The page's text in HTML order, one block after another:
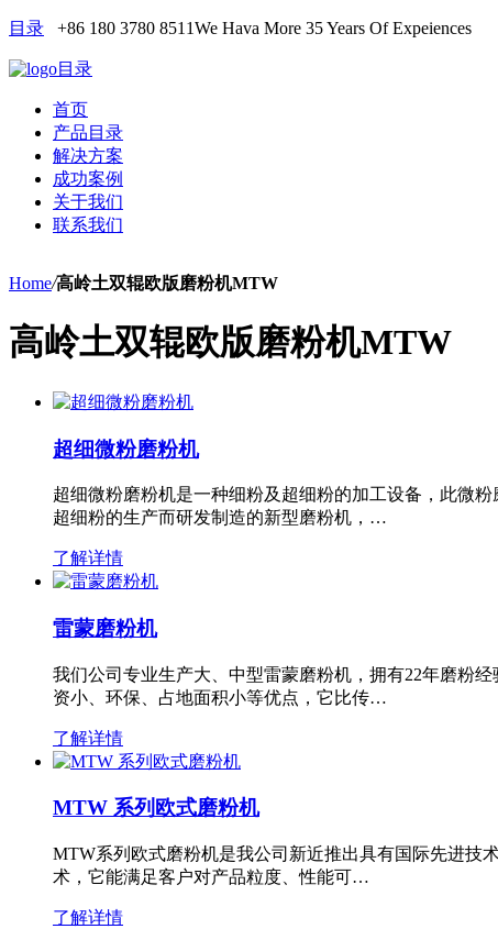
目录 +86 180 3780 8511We Hava More 35 Years Of Expeiences
目录
首页
产品目录
解决方案
成功案例
关于我们
联系我们
Home/高岭土双辊欧版磨粉机MTW
高岭土双辊欧版磨粉机MTW
超细微粉磨粉机
超细微粉磨粉机是一种细粉及超细粉的加工设备，此微
超细粉的生产而研发制造的新型磨粉机，…
了解详情
雷蒙磨粉机
我们公司专业生产大、中型雷蒙磨粉机，拥有22年磨粉
资小、环保、占地面积小等优点，它比传…
了解详情
MTW 系列欧式磨粉机
MTW系列欧式磨粉机是我公司新近推出具有国际先进技
术，它能满足客户对产品粒度、性能可…
了解详情